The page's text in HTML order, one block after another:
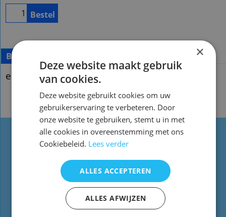
Bestel
Beschrijving
enveloppen
enveloppen
Website informatie
Contact
Voorwaarden/Levertijd
Reparatie
Prijs / contactformulier
×
Deze website maakt gebruik
van cookies.
Deze website gebruikt cookies om uw
gebruikerservaring te verbeteren. Door
onze website te gebruiken, stemt u in met
alle cookies in overeenstemming met ons
Cookiebeleid. Lees verder
ALLES ACCEPTEREN
ALLES AFWIJZEN